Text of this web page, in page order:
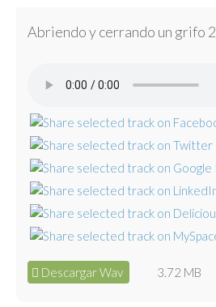
Abriendo y cerrando un grifo 2
Descargar Wav 3.72 MB